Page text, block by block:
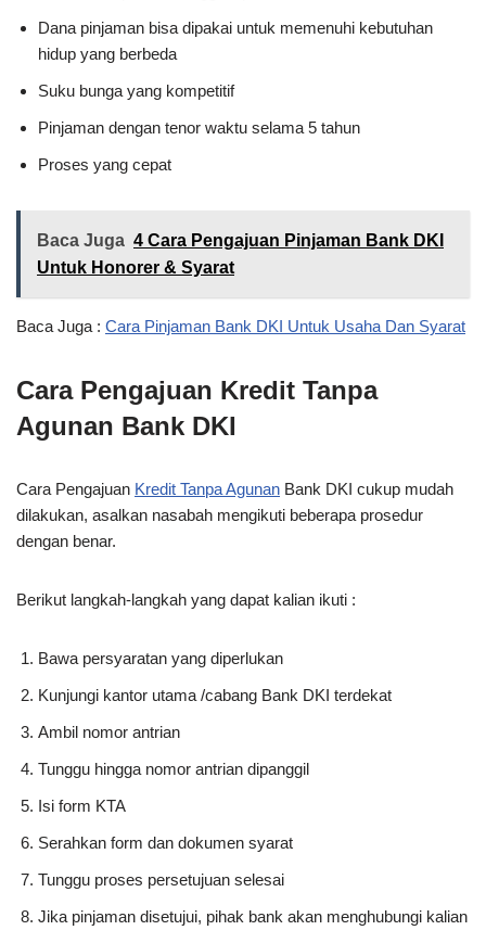
Dana pinjaman bisa dipakai untuk memenuhi kebutuhan
hidup yang berbeda
Suku bunga yang kompetitif
Pinjaman dengan tenor waktu selama 5 tahun
Proses yang cepat
Baca Juga 4 Cara Pengajuan Pinjaman Bank DKI
Untuk Honorer & Syarat
Baca Juga : Cara Pinjaman Bank DKI Untuk Usaha Dan Syarat
Cara Pengajuan Kredit Tanpa
Agunan Bank DKI
Cara Pengajuan Kredit Tanpa Agunan Bank DKI cukup mudah
dilakukan, asalkan nasabah mengikuti beberapa prosedur
dengan benar.
Berikut langkah-langkah yang dapat kalian ikuti :
Bawa persyaratan yang diperlukan
Kunjungi kantor utama /cabang Bank DKI terdekat
Ambil nomor antrian
Tunggu hingga nomor antrian dipanggil
Isi form KTA
Serahkan form dan dokumen syarat
Tunggu proses persetujuan selesai
Jika pinjaman disetujui, pihak bank akan menghubungi kalian